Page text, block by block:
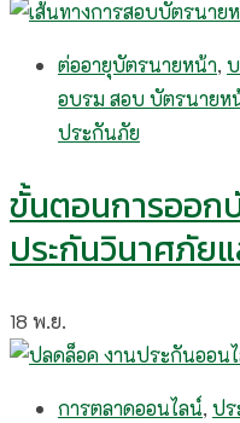
ต่ออายุบัตรนายหน้า,
อบรม สอบ บัตรนายห
ประกันภัย
ขั้นตอนการออก
ประกันวินาศภัย
18 พ.ย.
การตลาดออนไลน์, ปร